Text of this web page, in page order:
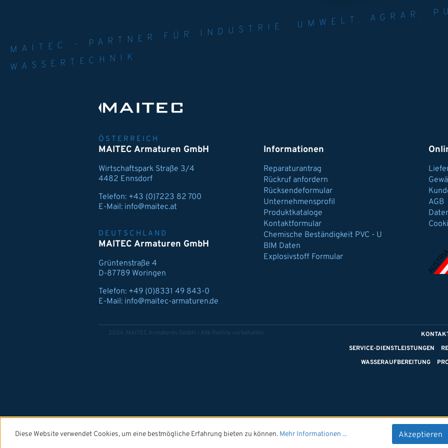
MAITEC - PARTNER FÜR
WELT. AGRAR.
MPEN
WASSERTECHNIK
ÖSTERREICH
MAITEC Armaturen GmbH
Wirtschaftspark Straße 3/4
4482 Ennsdorf
Telefon: +43 (0)7223 82 700
E-Mail: info@maitec.at
DEUTSCHLAND
MAITEC Armaturen GmbH
Grüntenstraße 4
D-87789 Woringen
Telefon: +49 (0)8331 49 843-0
E-Mail: info@maitec-armaturen.de
Informationen
Reparaturantrag
Rückruf anfordern
Rücksendeformular
Unternehmensprofil
Produktkataloge
Kontaktformular
Chemische Beständigkeit PVC - U
BIM Daten
Explosivstoff Formular
AGB
2024, MAITEC Armaturen GmbH - Alle Rechte vorbehalten
SERVICE-DIENSTLEISTUNGEN
WASSERAUFBEREITUNG
Diese Website verwendet Cookies, um eine bestmögliche Erfahrung bieten zu können. Mehr Informationen ... Akzeptieren